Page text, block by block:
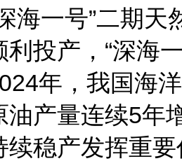
海一号”二期
利投产，“深海
年，我国海
油产量连续5年
续稳产发挥重